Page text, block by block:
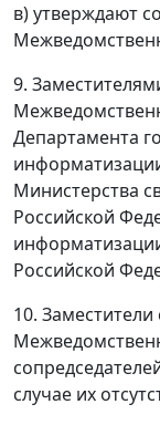
в) утверждают
9.
Департамента
Министерства
Российской
Российской
10.
случае их